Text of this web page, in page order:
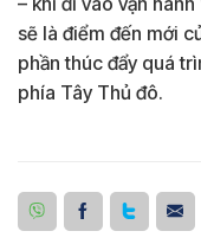
sẽ là điểm đến mới
phần thúc đẩy quá
phía Tây Thủ đô.